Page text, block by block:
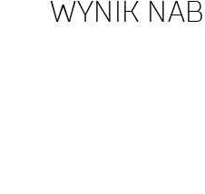
WYNIK